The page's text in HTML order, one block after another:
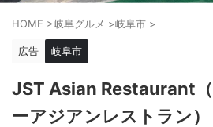
HOME >岐阜グルメ >岐阜市 >
広告 岐阜市
JST Asian Restaurant
ーアジアンレストラン